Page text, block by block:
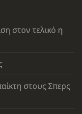
στον τελικό η
στους Σπερς